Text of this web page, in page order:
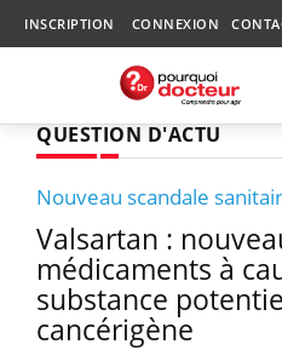
INSCRIPTION CONNEXION
QUESTION D'ACTU
Nouveau scandale
Valsartan :
médicaments à
substance
cancérigène